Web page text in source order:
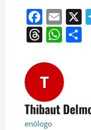
X
T
Thibaut
enólogo